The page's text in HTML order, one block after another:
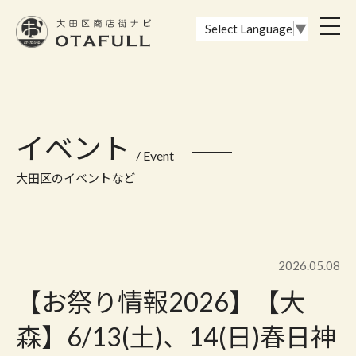
Select Language ▼
イベント / Event
大田区のイベントなど
2026.05.08
【お祭り情報2026】【大
森】6/13(土)、14(日)春日神